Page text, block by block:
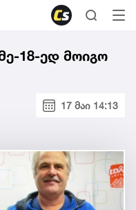
18-ედ მოიგო
17 მაი 14:13